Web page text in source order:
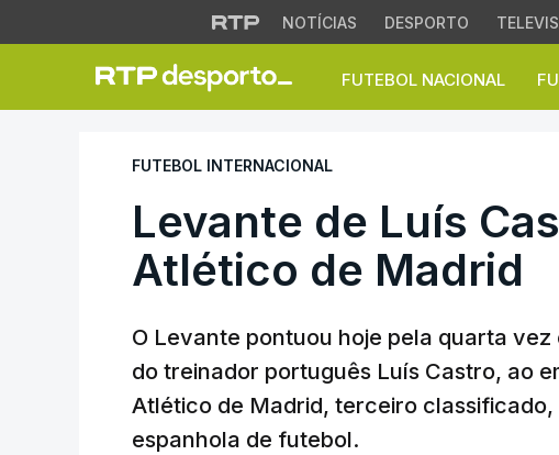
NOTÍCIAS DESPORTO
FUTEBOL NACIONAL
Levante de Luís
FUTEBOL INTERNACIONAL
Levante de Luís
Atlético de Madrid
O Levante pontuou hoje pela quarta
do treinador português Luís Castro, ao
Atlético de Madrid, terceiro classificado,
espanhola de futebol.